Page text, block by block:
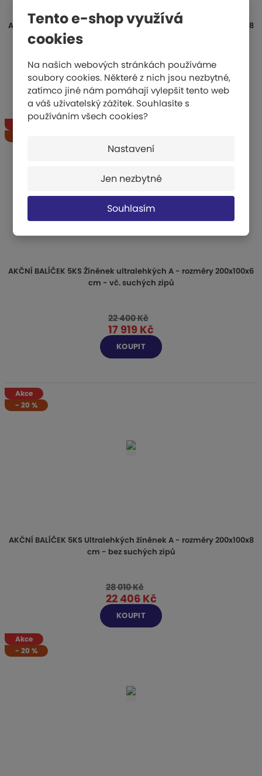
Tento e-shop využívá
cookies
Na našich webových stránkách používáme
soubory cookies. Některé z nich jsou nezbytné,
zatímco jiné nám pomáhají vylepšit tento web
a váš uživatelský zážitek. Souhlasíte s
používáním všech cookies?
Nastavení
Jen nezbytné
Souhlasím
AKČNÍ BALÍČEK 5KS Žíněnek ultralehkých A - rozměry 200x100x8
28 655 Kč
22 922 Kč
KOUPIT
Akce
AKČNÍ BALÍČEK 5KS Žíněnek ultralehkých A - rozměry 200x100x6
cm - vč. suchých zipů
22 400 Kč
17 919 Kč
KOUPIT
- 20%
Akce
AKČNÍ BALÍČEK 5KS Ultralehkých žíněnek A - rozměry 200x100x8
cm - bez suchých zipů
28 010 Kč
22 406 Kč
KOUPIT
- 20%
Akce